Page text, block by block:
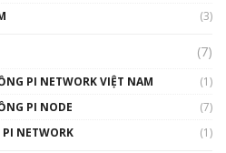
(3)
(7)
PI NETWORK VIỆT NAM
(1)
PI NODE
(7)
NETWORK
(1)